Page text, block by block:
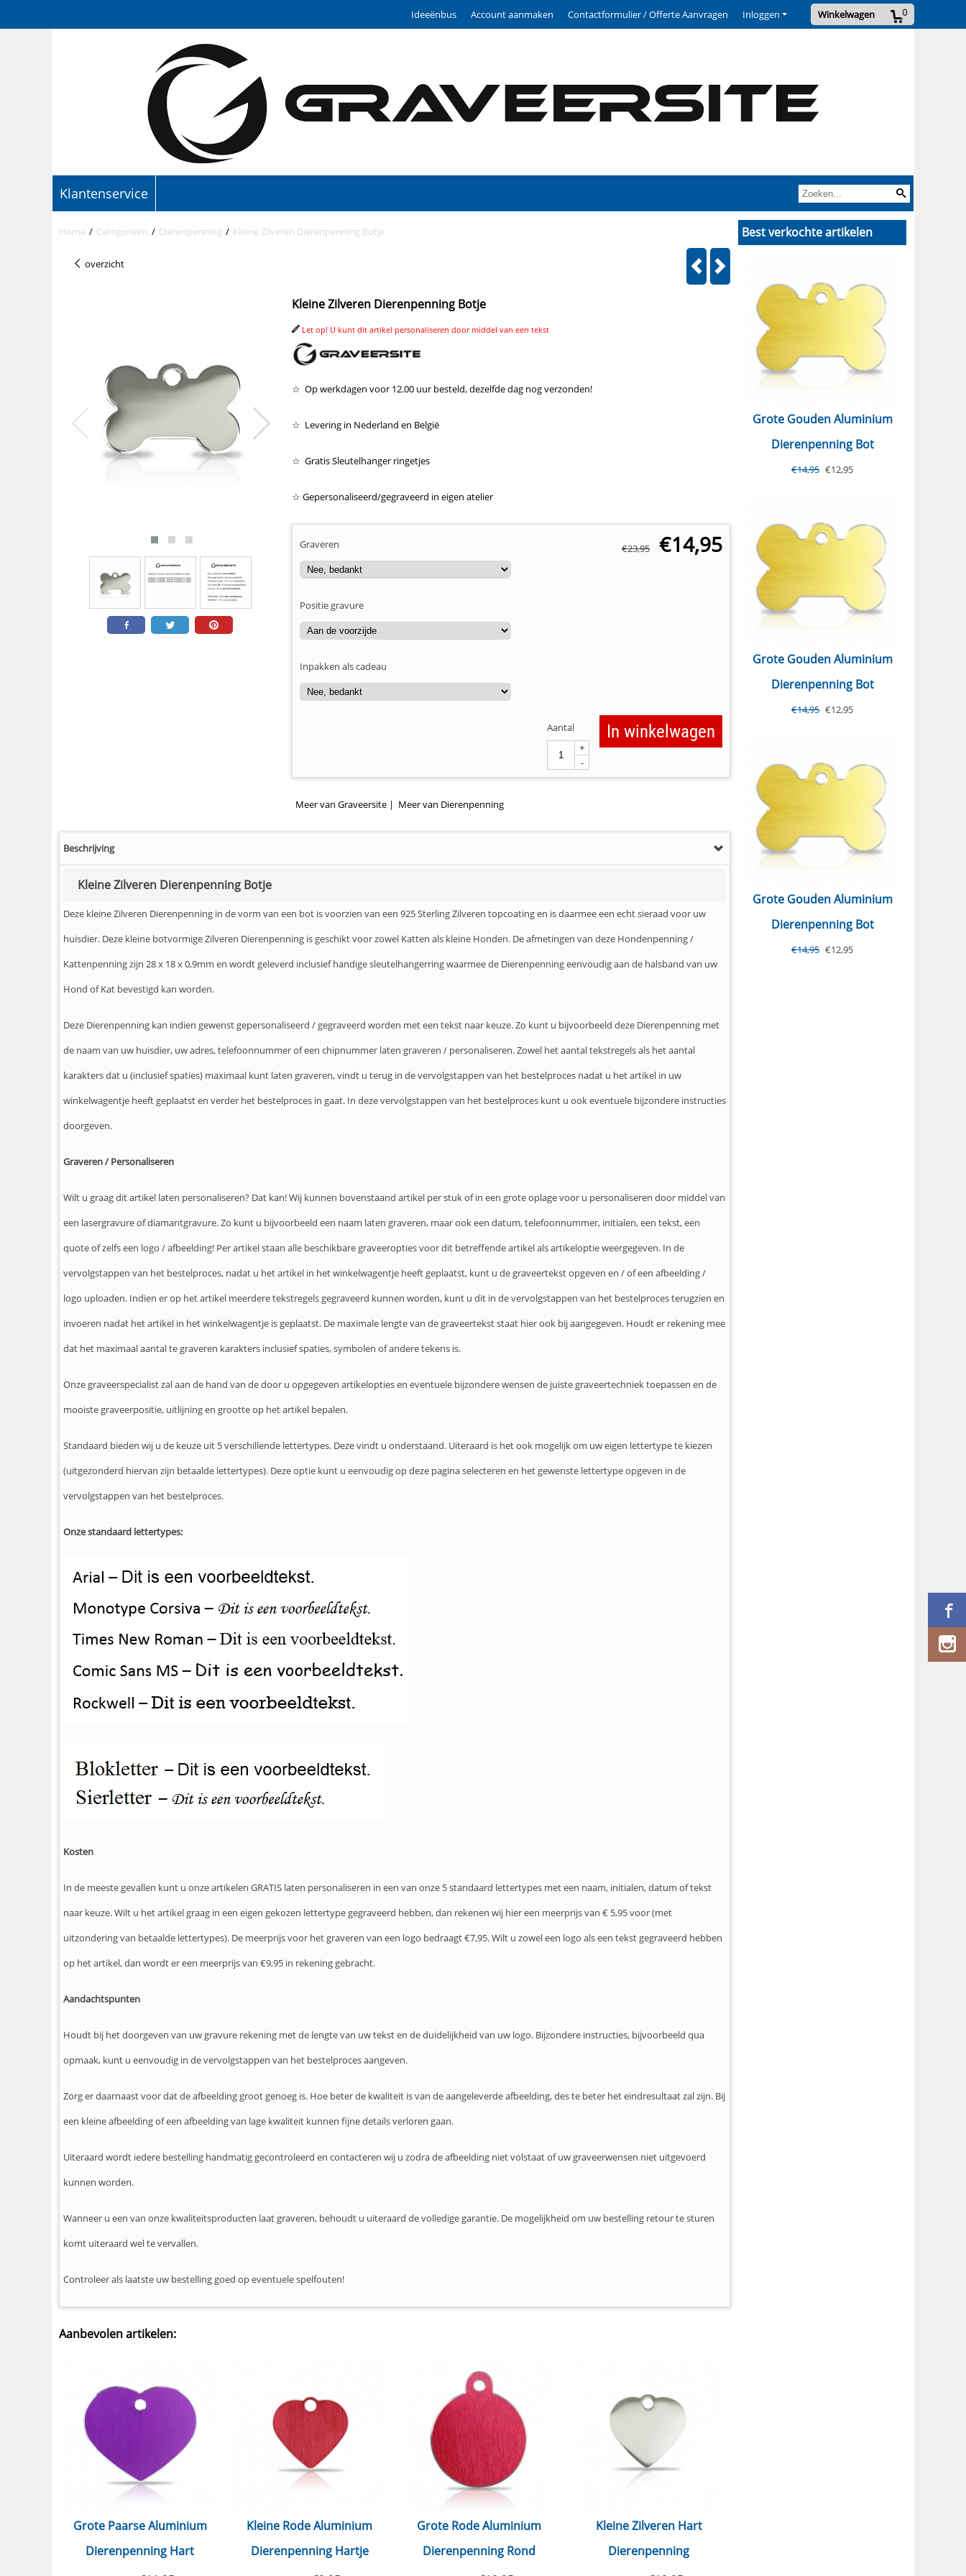
Winkelwagen 0
Inloggen
Ideeënbus Account aanmaken Contactformulier / Offerte Aanvragen
Klantenservice
Home / Categorieën / Dierenpenning / Kleine Zilveren Dierenpenning Botje
overzicht
Kleine Zilveren Dierenpenning Botje
Let op! U kunt dit artikel personaliseren door middel van een tekst
☆ Op werkdagen voor 12.00 uur besteld, dezelfde dag nog verzonden!
☆ Levering in Nederland en België
☆ Gratis Sleutelhanger ringetjes
☆ Gepersonaliseerd/gegraveerd in eigen atelier
€23,95 €14,95
Graveren
Positie gravure
Inpakken als cadeau
Aantal
+
-
In winkelwagen
Meer van Graveersite | Meer van Dierenpenning
Beschrijving
Kleine Zilveren Dierenpenning Botje
Deze kleine Zilveren Dierenpenning in de vorm van een bot is voorzien van een 925 Sterling Zilveren topcoating en is daarmee een echt sieraad voor uw
huisdier. Deze kleine botvormige Zilveren Dierenpenning is geschikt voor zowel Katten als kleine Honden. De afmetingen van deze Hondenpenning /
Kattenpenning zijn 28 x 18 x 0,9mm en wordt geleverd inclusief handige sleutelhangerring waarmee de Dierenpenning eenvoudig aan de halsband van uw
Hond of Kat bevestigd kan worden.
Deze Dierenpenning kan indien gewenst gepersonaliseerd / gegraveerd worden met een tekst naar keuze. Zo kunt u bijvoorbeeld deze Dierenpenning met
de naam van uw huisdier, uw adres, telefoonnummer of een chipnummer laten graveren / personaliseren. Zowel het aantal tekstregels als het aantal
karakters dat u (inclusief spaties) maximaal kunt laten graveren, vindt u terug in de vervolgstappen van het bestelproces nadat u het artikel in uw
winkelwagentje heeft geplaatst en verder het bestelproces in gaat. In deze vervolgstappen van het bestelproces kunt u ook eventuele bijzondere instructies
doorgeven.
Graveren / Personaliseren
Wilt u graag dit artikel laten personaliseren? Dat kan! Wij kunnen bovenstaand artikel per stuk of in een grote oplage voor u personaliseren door middel van
een lasergravure of diamantgravure. Zo kunt u bijvoorbeeld een naam laten graveren, maar ook een datum, telefoonnummer, initialen, een tekst, een
quote of zelfs een logo / afbeelding! Per artikel staan alle beschikbare graveeropties voor dit betreffende artikel als artikeloptie weergegeven. In de
vervolgstappen van het bestelproces, nadat u het artikel in het winkelwagentje heeft geplaatst, kunt u de graveertekst opgeven en / of een afbeelding /
logo uploaden. Indien er op het artikel meerdere tekstregels gegraveerd kunnen worden, kunt u dit in de vervolgstappen van het bestelproces terugzien en
invoeren nadat het artikel in het winkelwagentje is geplaatst. De maximale lengte van de graveertekst staat hier ook bij aangegeven. Houdt er rekening mee
dat het maximaal aantal te graveren karakters inclusief spaties, symbolen of andere tekens is.
Onze graveerspecialist zal aan de hand van de door u opgegeven artikelopties en eventuele bijzondere wensen de juiste graveertechniek toepassen en de
mooiste graveerpositie, uitlijning en grootte op het artikel bepalen.
Standaard bieden wij u de keuze uit 5 verschillende lettertypes. Deze vindt u onderstaand. Uiteraard is het ook mogelijk om uw eigen lettertype te kiezen
(uitgezonderd hiervan zijn betaalde lettertypes). Deze optie kunt u eenvoudig op deze pagina selecteren en het gewenste lettertype opgeven in de
vervolgstappen van het bestelproces.
Onze standaard lettertypes:
Kosten
In de meeste gevallen kunt u onze artikelen GRATIS laten personaliseren in een van onze 5 standaard lettertypes met een naam, initialen, datum of tekst
naar keuze. Wilt u het artikel graag in een eigen gekozen lettertype gegraveerd hebben, dan rekenen wij hier een meerprijs van € 5,95 voor (met
uitzondering van betaalde lettertypes). De meerprijs voor het graveren van een logo bedraagt €7,95. Wilt u zowel een logo als een tekst gegraveerd hebben
op het artikel, dan wordt er een meerprijs van €9,95 in rekening gebracht.
Aandachtspunten
Houdt bij het doorgeven van uw gravure rekening met de lengte van uw tekst en de duidelijkheid van uw logo. Bijzondere instructies, bijvoorbeeld qua
opmaak, kunt u eenvoudig in de vervolgstappen van het bestelproces aangeven.
Zorg er daarnaast voor dat de afbeelding groot genoeg is. Hoe beter de kwaliteit is van de aangeleverde afbeelding, des te beter het eindresultaat zal zijn. Bij
een kleine afbeelding of een afbeelding van lage kwaliteit kunnen fijne details verloren gaan.
Uiteraard wordt iedere bestelling handmatig gecontroleerd en contacteren wij u zodra de afbeelding niet volstaat of uw graveerwensen niet uitgevoerd
kunnen worden.
Wanneer u een van onze kwaliteitsproducten laat graveren, behoudt u uiteraard de volledige garantie. De mogelijkheid om uw bestelling retour te sturen
komt uiteraard wel te vervallen.
Controleer als laatste uw bestelling goed op eventuele spelfouten!
Aanbevolen artikelen:
Grote Paarse Aluminium
Dierenpenning Hart
Kleine Rode Aluminium
Dierenpenning Hartje
Grote Rode Aluminium
Dierenpenning Rond
Kleine Zilveren Hart
Dierenpenning
Best verkochte artikelen
Grote Gouden Aluminium
Dierenpenning Bot
€14,95 €12,95
Grote Gouden Aluminium
Dierenpenning Bot
€14,95 €12,95
Grote Gouden Aluminium
Dierenpenning Bot
€14,95 €12,95